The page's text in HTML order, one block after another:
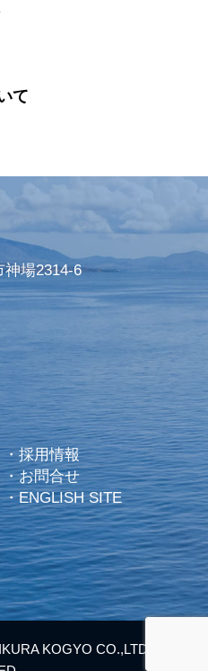
て
場2314-6
・採用情報
・お問合せ
・ENGLISH SITE
KOGYO CO.,LTD. ALL